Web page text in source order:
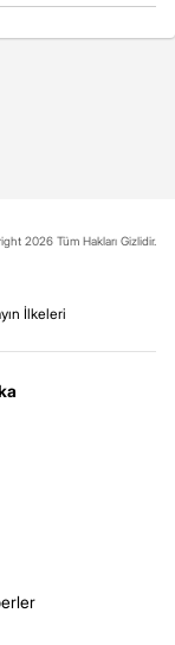
2026 Tüm Hakları Gizlidir.
İlkeleri